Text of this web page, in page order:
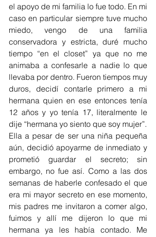
el apoyo de mi familia lo fue todo. En mi
caso en particular siempre tuve mucho
miedo, vengo de una familia
conservadora y estricta, duré mucho
tiempo “en el closet” ya que no me
animaba a confesarle a nadie lo que
llevaba por dentro. Fueron tiempos muy
duros, decidí contarle primero a mi
hermana quien en ese entonces tenía
12 años y yo tenía 17, literalmente le
Ella a pesar de ser una niña pequeña
aún, decidió apoyarme de inmediato y
prometió guardar el secreto; sin
embargo, no fue así. Como a las dos
semanas de haberle confesado el que
era mi mayor secreto en ese momento,
mis padres me invitaron a comer algo,
fuimos y allí me dijeron lo que mi
hermana ya les había contado. Me